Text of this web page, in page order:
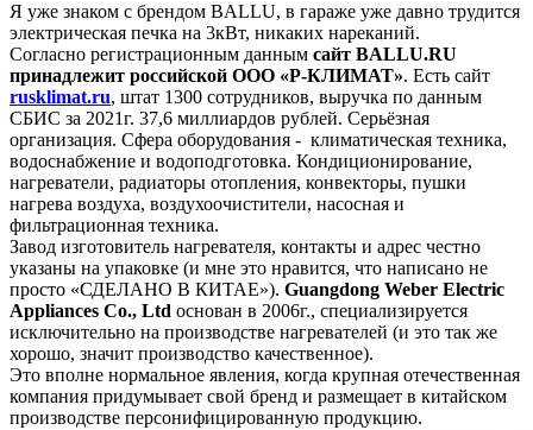
Я уже знаком с брендом BALLU, в гараже уже давно трудится
электрическая печка на 3кВт, никаких нареканий.
Согласно регистрационным данным сайт BALLU.RU
принадлежит российской ООО «Р-КЛИМАТ». Есть сайт
rusklimat.ru, штат 1300 сотрудников, выручка по данным
СБИС за 2021г. 37,6 миллиардов рублей. Серьёзная
организация. Сфера оборудования - климатическая техника,
водоснабжение и водоподготовка. Кондиционирование,
нагреватели, радиаторы отопления, конвекторы, пушки
нагрева воздуха, воздухоочистители, насосная и
фильтрационная техника.
Завод изготовитель нагревателя, контакты и адрес честно
указаны на упаковке (и мне это нравится, что написано не
просто «СДЕЛАНО В КИТАЕ»). Guangdong Weber Electric
Appliances Co., Ltd основан в 2006г., специализируется
исключительно на производстве нагревателей (и это так же
хорошо, значит производство качественное).
Это вполне нормальное явления, когда крупная отечественная
компания придумывает свой бренд и размещает в китайском
производстве персонифицированную продукцию.